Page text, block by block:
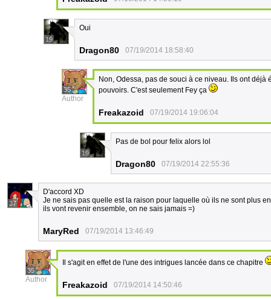
19
Oui
Dragon80 07/19/2014 18:58:40
35
Author
Non, Odessa, pas de souci à ce niveau. Ils ont
pouvoirs. C'est seulement Fey ça
Freakazoid 07/19/2014 19:06:04
19
Pas de bol pour felix alors lol
Dragon80 07/19/2014 22:55:36
37
D'accord XD
Je ne sais pas quelle est la raison pour laquelle où ils ne sont plus
ils vont revenir ensemble, on ne sais jamais =)
MaryRed 07/19/2014 13:46:49
35
Author
Il s'agit en effet de l'une des intrigues lancée dans ce chapitre
Freakazoid 07/19/2014 14:50:46